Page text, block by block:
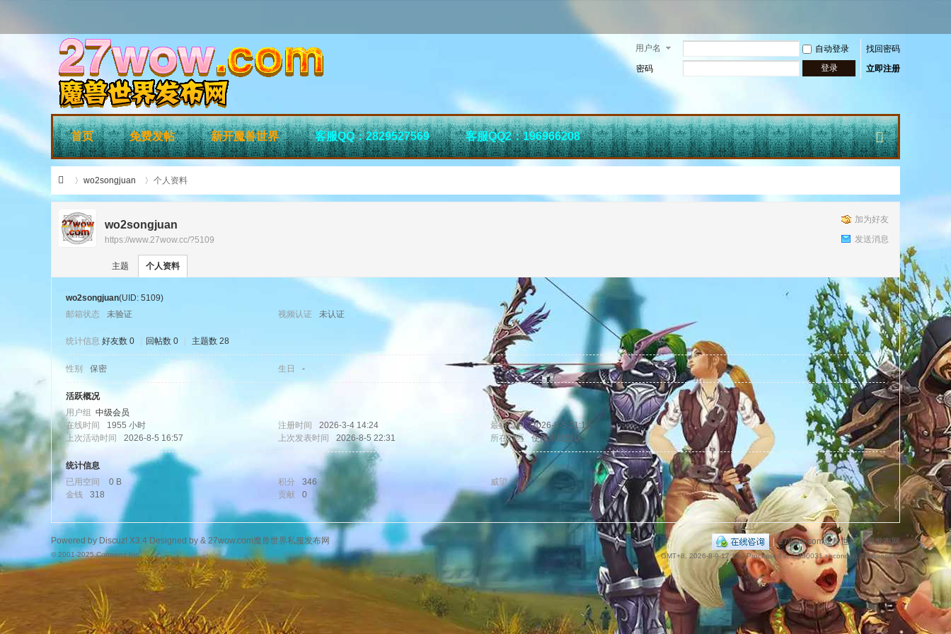
用户名 自动登录
找回密码
密码
登录 立即注册
捷
航
首页 免费发帖 新开魔兽世界 客服QQ：2829527569 客服QQ2：196966208
w.
›
wo2songjuan
›
个人资料
加为好友
发送消息
wo2songjuan
https://www.27wow.cc/?5109
主题 个人资料
wo2songjuan(UID: 5109)
邮箱状态
未验证 视频认证 未认证
统计信息 好友数 0 回帖数 0 主题数 28
性别 保密 生日 -
活跃概况
用户组 中级会员
在线时间
1955 小时 注册时间 2026-3-4 14:24 最后访问
2026-8-5 21:12
上次活动时间
2026-8-5 16:57 上次发表时间 2026-8-5 22:31 所在时区 使用系统默认
统计信息
已用空间
0 B 积分 346 威望
0
金钱
318 贡献 0
| 27wow.com魔兽世界私服发布网
GMT+8, 2026-8-9 17:13, Processed in 0.030031 second(s), 14 queries .
Powered by Discuz! X3.4Designed by & 27wow.com魔兽世界私服发布网
© 2001-2025Comsenz Inc.